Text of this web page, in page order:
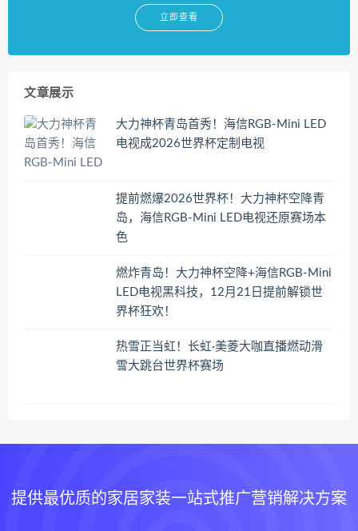
立即查看
文章展示
大力神杯青岛首秀！海信RGB-Mini LED
电视成2026世界杯定制电视
提前燃爆2026世界杯！大力神杯空降青
岛，海信RGB-Mini LED电视还原赛场本
色
燃炸青岛！大力神杯空降+海信RGB-Mini
LED电视黑科技，12月21日提前解锁世
界杯狂欢！
热雪正当虹！长虹·美菱大咖直播燃动滑
雪大跳台世界杯赛场
提供最优质的家居家装一站式推广营销解决方案